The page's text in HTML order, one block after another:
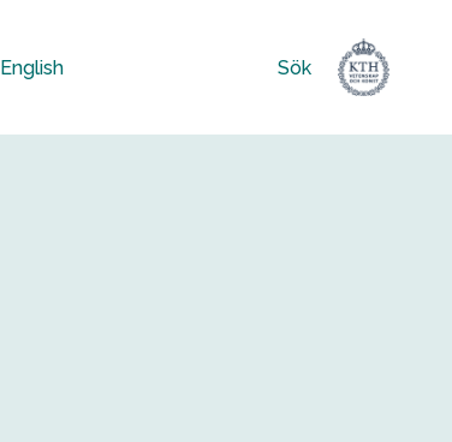
English Sök
Sök
efter: